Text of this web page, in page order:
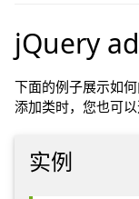
jQuery
下面的例子展示如
添加类时，您也可以
实例